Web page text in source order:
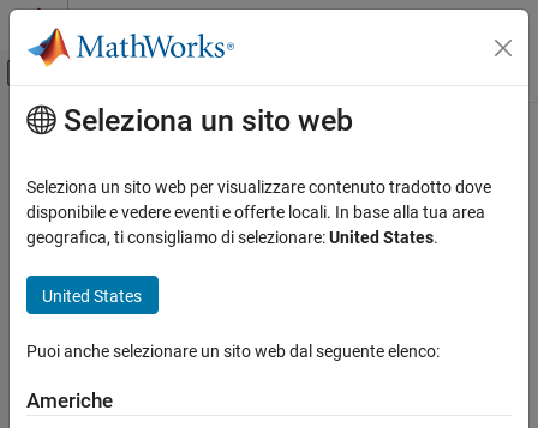
Vai al contenuto
Attiva/disattiva menu di navigazione
Pagina iniziale della documentazione
Contenuto principale
Seleziona un sito web
Seleziona un sito web per visualizzare contenuto tradotto dove
disponibile e vedere eventi e offerte locali. In base alla tua area
geografica, ti consigliamo di selezionare:United States.
United States
Puoi anche selezionare un sito web dal seguente elenco:
Americhe